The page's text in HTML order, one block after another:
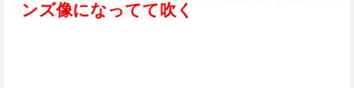
ンズ像になってて吹く